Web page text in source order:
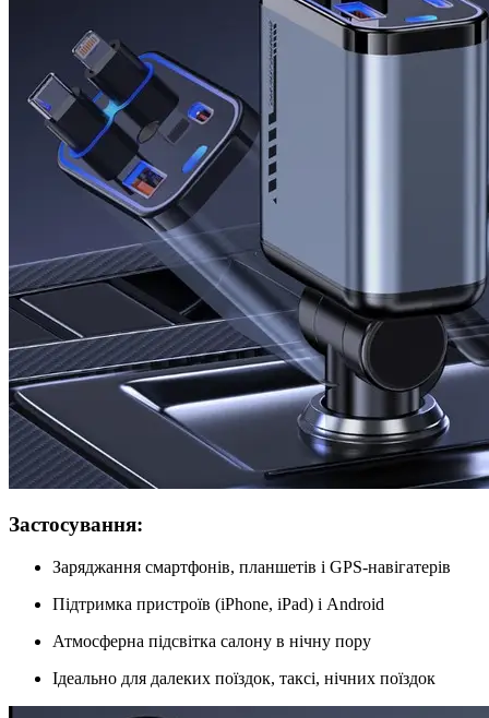
Застосування:
Заряджання смартфонів, планшетів і GPS-навігатерів
Підтримка пристроїв (iPhone, iPad) і Android
Атмосферна підсвітка салону в нічну пору
Ідеально для далеких поїздок, таксі, нічних поїздок